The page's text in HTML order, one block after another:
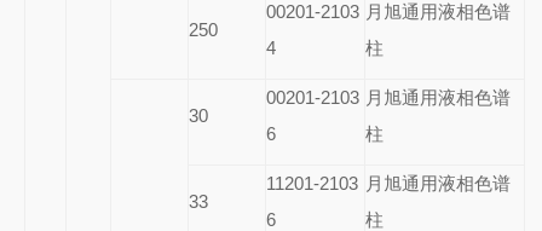
250
00201-2103
4
月旭通用液相色谱
柱
30
00201-2103
6
月旭通用液相色谱
柱
33
11201-2103
6
月旭通用液相色谱
柱